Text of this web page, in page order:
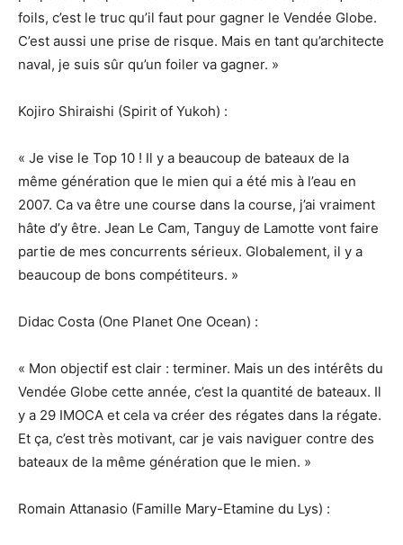
foils, c’est le truc qu’il faut pour gagner le Vendée Globe.
C’est aussi une prise de risque. Mais en tant qu’architecte
naval, je suis sûr qu’un foiler va gagner. »
Kojiro Shiraishi (Spirit of Yukoh) :
« Je vise le Top 10 ! Il y a beaucoup de bateaux de la
même génération que le mien qui a été mis à l’eau en
2007. Ca va être une course dans la course, j’ai vraiment
hâte d’y être. Jean Le Cam, Tanguy de Lamotte vont faire
partie de mes concurrents sérieux. Globalement, il y a
beaucoup de bons compétiteurs. »
Didac Costa (One Planet One Ocean) :
« Mon objectif est clair : terminer. Mais un des intérêts du
Vendée Globe cette année, c’est la quantité de bateaux. Il
y a 29 IMOCA et cela va créer des régates dans la régate.
Et ça, c’est très motivant, car je vais naviguer contre des
bateaux de la même génération que le mien. »
Romain Attanasio (Famille Mary-Etamine du Lys) :